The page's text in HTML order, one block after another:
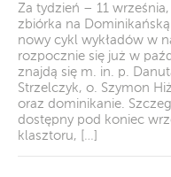
Za tydzień – 11
zbiórka na
nowy cykl wykładów w
rozpocznie się już w
znajdą się m. in. p.
Strzelczyk, o. Szymon
oraz dominikanie.
dostępny pod koniec
klasztoru, […]